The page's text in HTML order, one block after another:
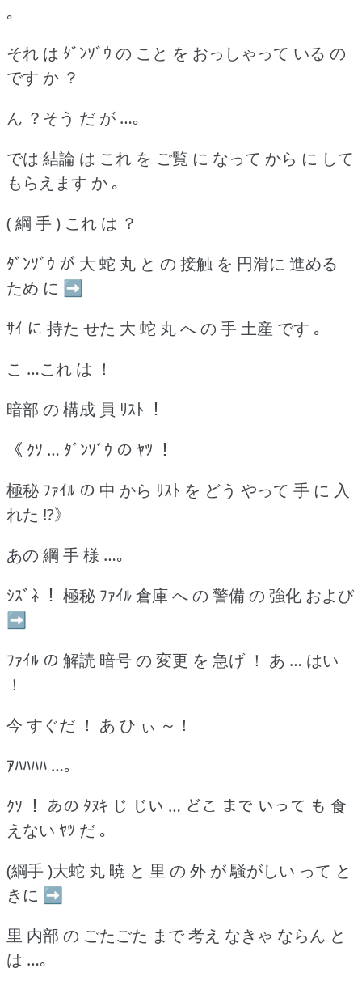
｡
それ は ﾀﾞﾝｿﾞｳ の こと を おっしゃって いる の
です か ？
ん ？そう だ が …｡
では 結論 は これ を ご覧 に なって から に して
もらえます か ｡
( 綱 手 ) これ は ？
ﾀﾞﾝｿﾞｳ が 大 蛇 丸 と の 接触 を 円滑に 進める
ため に ➡
ｻｲ に 持た せた 大 蛇 丸 へ の 手 土産 です ｡
こ …これ は ！
暗部 の 構成 員 ﾘｽﾄ ！
《 ｸｿ … ﾀﾞﾝｿﾞｳ の ﾔﾂ ！
極秘 ﾌｧｲﾙ の 中 から ﾘｽﾄ を どう やって 手 に 入
れた !?》
あの 綱 手 様 …｡
ｼｽﾞﾈ ！ 極秘 ﾌｧｲﾙ 倉庫 へ の 警備 の 強化 および
➡
ﾌｧｲﾙ の 解読 暗号 の 変更 を 急げ ！ あ … はい
！
今 すぐだ ！ あ ひ ぃ ～！
ｱﾊﾊﾊﾊ …｡
ｸｿ ！ あの ﾀﾇｷ じ じい … どこ まで いって も 食
えない ﾔﾂ だ ｡
(綱手 )大蛇 丸 暁 と 里 の 外 が 騒がしい って と
きに ➡
里 内部 の ごたごた まで 考え なきゃ ならん と
は …｡